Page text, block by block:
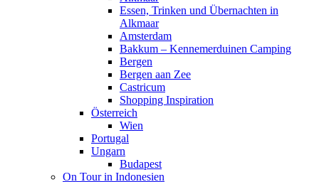
Essen, Trinken und Übernachten in
Alkmaar
Amsterdam
Bakkum – Kennemerduinen Camping
Bergen
Bergen aan Zee
Castricum
Shopping Inspiration
Österreich
Wien
Portugal
Ungarn
Budapest
On Tour in Indonesien